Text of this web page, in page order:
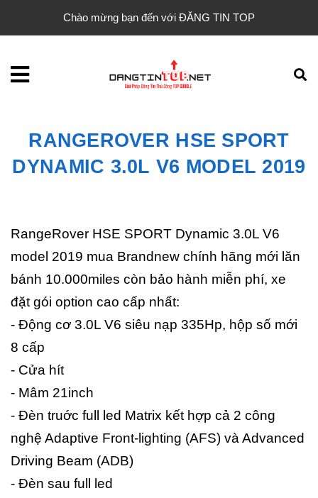
Chào mừng bạn đến với ĐĂNG TIN TOP
RANGEROVER HSE SPORT
DYNAMIC 3.0L V6 MODEL 2019
RangeRover HSE SPORT Dynamic 3.0L V6
model 2019 mua Brandnew chính hãng mới lăn
bánh 10.000miles còn bảo hành miễn phí, xe
đặt gói option cao cấp nhất:
- Động cơ 3.0L V6 siêu nạp 335Hp, hộp số mới
8 cấp
- Cửa hít
- Mâm 21inch
- Đèn truớc full led Matrix kết hợp cả 2 công
nghệ Adaptive Front-lighting (AFS) và Advanced
Driving Beam (ADB)
- Đèn sau full led